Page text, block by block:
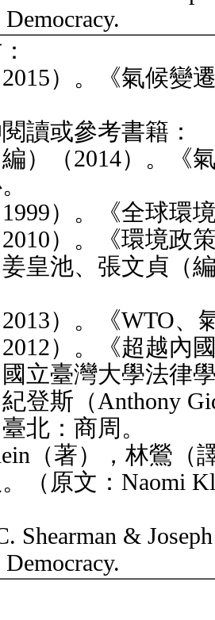
）。《氣候變
讀或參考書籍：
）（2014）。《
）。《全球環
）。《環境政
皇池、張文貞（
）。《WTO、
）。《超越內
立臺灣大學法律
登斯（Anthony
北：商周。
（著），林鶯（
（原文：Naomi
Shearman &